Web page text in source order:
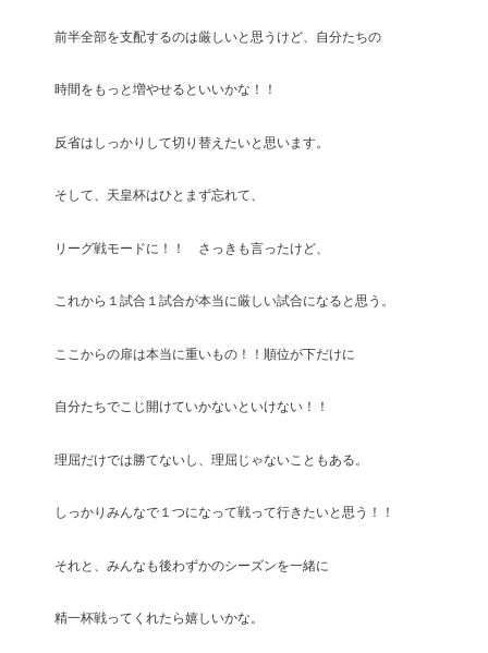
前半全部を支配するのは厳しいと思うけど、自分たちの
時間をもっと増やせるといいかな！！
反省はしっかりして切り替えたいと思います。
そして、天皇杯はひとまず忘れて、
リーグ戦モードに！！ さっきも言ったけど、
これから１試合１試合が本当に厳しい試合になると思う。
ここからの扉は本当に重いもの！！順位が下だけに
自分たちでこじ開けていかないといけない！！
理屈だけでは勝てないし、理屈じゃないこともある。
しっかりみんなで１つになって戦って行きたいと思う！！
それと、みんなも後わずかのシーズンを一緒に
精一杯戦ってくれたら嬉しいかな。